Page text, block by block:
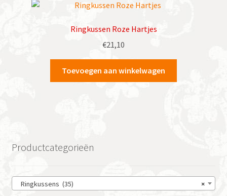
Ringkussen Roze Hartjes
€21,10
Toevoegen aan winkelwagen
Productcategorieën
×
Ringkussens (35)